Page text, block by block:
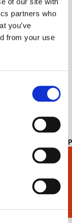
partners who
you’ve
from your use
katten,
€ 9,99 Cadeaukiezer